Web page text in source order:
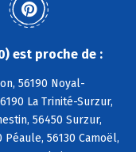
est proche de :
56190 Noyal-
La Trinité-Surzur,
56450 Surzur,
Péaule, 56130 Camoël,